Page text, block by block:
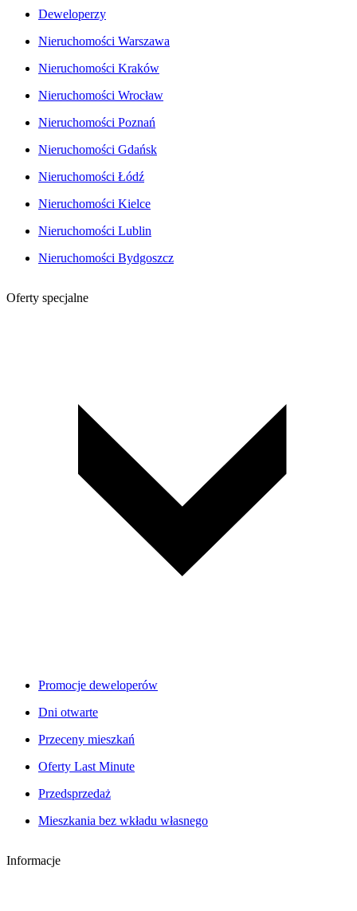
Deweloperzy
Nieruchomości Warszawa
Nieruchomości Kraków
Nieruchomości Wrocław
Nieruchomości Poznań
Nieruchomości Gdańsk
Nieruchomości Łódź
Nieruchomości Kielce
Nieruchomości Lublin
Nieruchomości Bydgoszcz
Oferty specjalne
Promocje deweloperów
Dni otwarte
Przeceny mieszkań
Oferty Last Minute
Przedsprzedaż
Mieszkania bez wkładu własnego
Informacje